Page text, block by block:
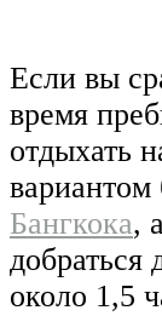
Если вы
время
отдыхать
вариантом
Бангкока,
около 1,5